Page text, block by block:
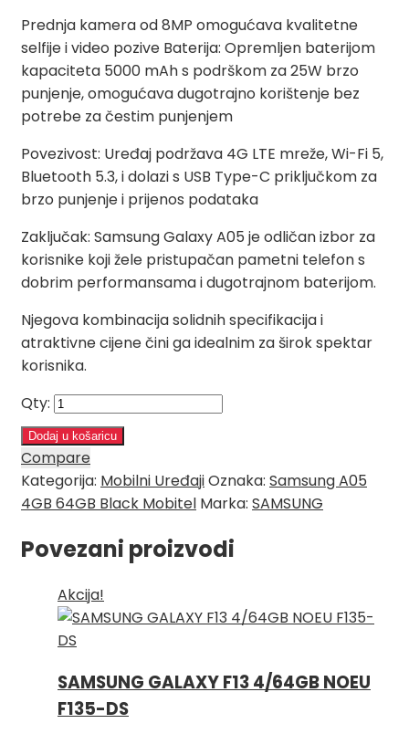
Prednja kamera od 8MP omogućava kvalitetne
selfije i video pozive Baterija: Opremljen baterijom
kapaciteta 5000 mAh s podrškom za 25W brzo
punjenje, omogućava dugotrajno korištenje bez
potrebe za čestim punjenjem
Povezivost: Uređaj podržava 4G LTE mreže, Wi-Fi 5,
Bluetooth 5.3, i dolazi s USB Type-C priključkom za
brzo punjenje i prijenos podataka
Zaključak: Samsung Galaxy A05 je odličan izbor za
korisnike koji žele pristupačan pametni telefon s
dobrim performansama i dugotrajnom baterijom.
Njegova kombinacija solidnih specifikacija i
atraktivne cijene čini ga idealnim za širok spektar
korisnika.
Qty:
Dodaj u košaricu
Compare
Kategorija: Mobilni UređajiOznaka: Samsung A05
4GB 64GB Black Mobitel Marka: SAMSUNG
Povezani proizvodi
Akcija!
SAMSUNG GALAXY F13 4/64GB NOEU
F135-DS